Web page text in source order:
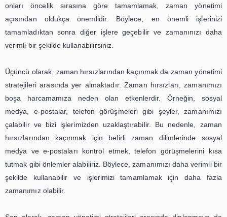
var ve bunların hepsini zamanında tamamlamak
zaman yönetimi stratejisine ihtiyacımız var. Ancak,
konusunda zorluklarla karşılaşabilir ve verimliliğimizi
hakkında pratik ipuçları sunacağım.
İlk olarak, zamanı etkili bir şekilde planlamak oldukça
Planlama, yapılacak işleri organize etmek ve zamanı en
kullanmak için gereklidir. Bir günün başında, yapılacak
halinde yazmak ve bunları öncelik sırasına göre
yönetimi açısından oldukça faydalıdır. Böylece,
öncelikli olarak tamamlayabilir ve zamanınızı daha
şekilde kullanabilirsiniz.